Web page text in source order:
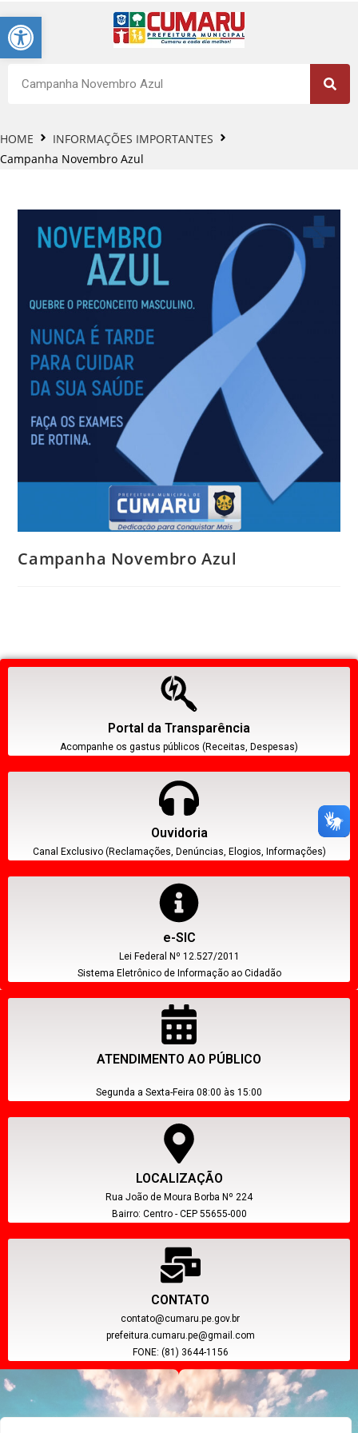
Barra de Ferramentas Aberta
HOME
INFORMAÇÕES IMPORTANTES
Campanha Novembro Azul
Campanha Novembro Azul
Portal da Transparência
Acompanhe os gastus públicos (Receitas, Despesas)
Ouvidoria
Canal Exclusivo (Reclamações, Denúncias, Elogios, Informações)
e-SIC
Lei Federal Nº 12.527/2011
Sistema Eletrônico de Informação ao Cidadão
ATENDIMENTO AO PÚBLICO
Segunda a Sexta-Feira 08:00 às 15:00
LOCALIZAÇÃO
Rua João de Moura Borba Nº 224
Bairro: Centro - CEP 55655-000
CONTATO
contato@cumaru.pe.gov.br
prefeitura.cumaru.pe@gmail.com
FONE: (81) 3644-1156